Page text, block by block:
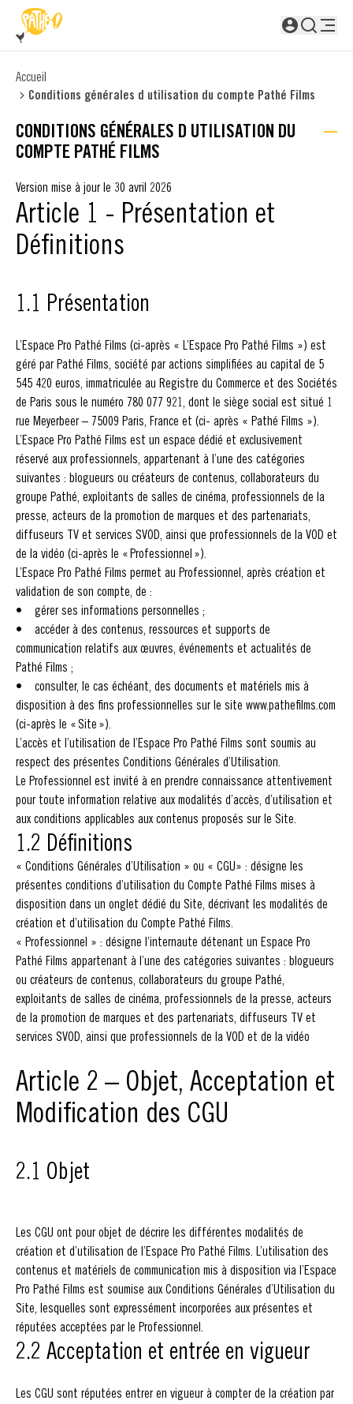
PASSER AU CONTENU PRINCIPAL
Non connecté
Accueil
Conditions générales d utilisation du compte Pathé Films
CONDITIONS GÉNÉRALES D UTILISATION DU
COMPTE PATHÉ FILMS
Version mise à jour le 30 avril 2026
Article 1 - Présentation et
Définitions
1.1 Présentation
L’Espace Pro Pathé Films (ci-après « L’Espace Pro Pathé Films ») est
géré par Pathé Films, société par actions simplifiées au capital de 5
545 420 euros, immatriculée au Registre du Commerce et des Sociétés
de Paris sous le numéro 780 077 921, dont le siège social est situé 1
rue Meyerbeer – 75009 Paris, France et (ci- après « Pathé Films »).
L’Espace Pro Pathé Films est un espace dédié et exclusivement
réservé aux professionnels, appartenant à l’une des catégories
suivantes : blogueurs ou créateurs de contenus, collaborateurs du
groupe Pathé, exploitants de salles de cinéma, professionnels de la
presse, acteurs de la promotion de marques et des partenariats,
diffuseurs TV et services SVOD, ainsi que professionnels de la VOD et
de la vidéo (ci-après le « Professionnel »).
L’Espace Pro Pathé Films permet au Professionnel, après création et
validation de son compte, de :
• gérer ses informations personnelles ;
• accéder à des contenus, ressources et supports de
communication relatifs aux œuvres, événements et actualités de
Pathé Films ;
• consulter, le cas échéant, des documents et matériels mis à
disposition à des fins professionnelles sur le site www.pathefilms.com
(ci-après le « Site »).
L’accès et l’utilisation de l’Espace Pro Pathé Films sont soumis au
respect des présentes Conditions Générales d’Utilisation.
Le Professionnel est invité à en prendre connaissance attentivement
pour toute information relative aux modalités d’accès, d’utilisation et
aux conditions applicables aux contenus proposés sur le Site.
1.2 Définitions
« Conditions Générales d’Utilisation » ou « CGU» : désigne les
présentes conditions d’utilisation du Compte Pathé Films mises à
disposition dans un onglet dédié du Site, décrivant les modalités de
création et d’utilisation du Compte Pathé Films.
« Professionnel » : désigne l’internaute détenant un Espace Pro
Pathé Films appartenant à l’une des catégories suivantes : blogueurs
ou créateurs de contenus, collaborateurs du groupe Pathé,
exploitants de salles de cinéma, professionnels de la presse, acteurs
de la promotion de marques et des partenariats, diffuseurs TV et
services SVOD, ainsi que professionnels de la VOD et de la vidéo
Article 2 – Objet, Acceptation et
Modification des CGU
2.1 Objet
Les CGU ont pour objet de décrire les différentes modalités de
création et d’utilisation de l’Espace Pro Pathé Films. L’utilisation des
contenus et matériels de communication mis à disposition via l’Espace
Pro Pathé Films est soumise aux Conditions Générales d’Utilisation du
Site, lesquelles sont expressément incorporées aux présentes et
réputées acceptées par le Professionnel.
2.2 Acceptation et entrée en vigueur
Les CGU sont réputées entrer en vigueur à compter de la création par